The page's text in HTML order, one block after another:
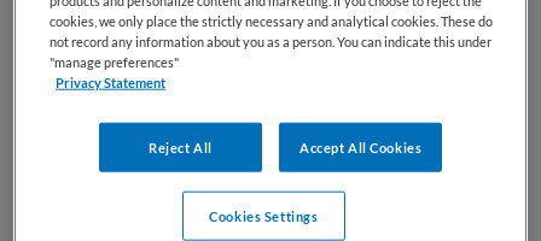
en comfort waar dat het meest nodig...
Bekijk vacature
cookies, we only place the strictly necessary and analytical cookies. These do
not record any information about you as a person. You can indicate this under
"manage preferences"
Privacy Statement
Reject All Accept All Cookies
Cookies Settings